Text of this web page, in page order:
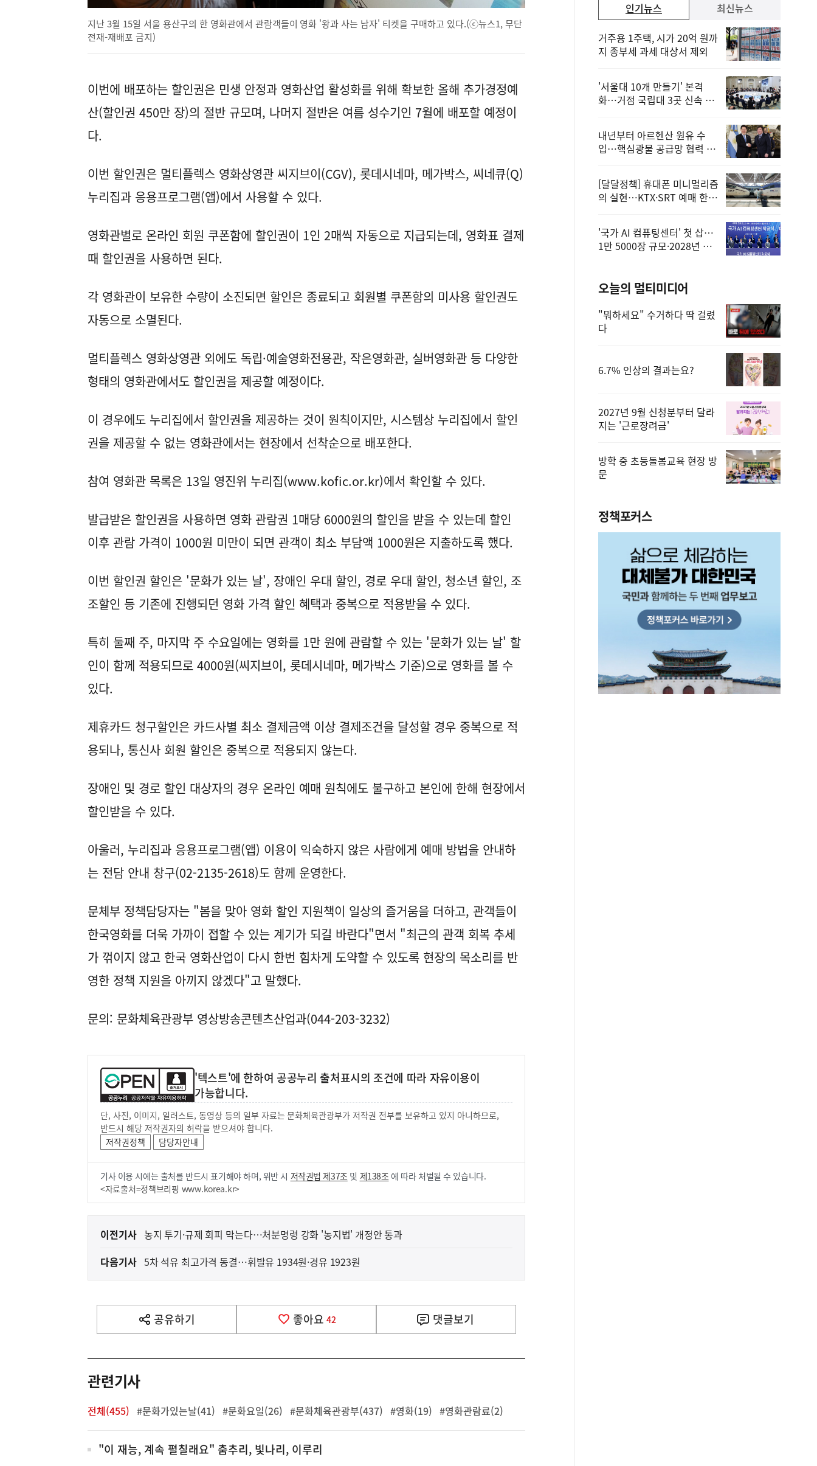
지난 3월 15일 서울 용산구의 한 영화관에서 관람객들이 영화 '왕과 사는 남자' 티켓을 구매하고 있다.(ⓒ뉴스1, 무단
전재-재배포 금지)
이번에 배포하는 할인권은 민생 안정과 영화산업 활성화를 위해 확보한 올해 추가경정예
산(할인권 450만 장)의 절반 규모며, 나머지 절반은 여름 성수기인 7월에 배포할 예정이
다.
이번 할인권은 멀티플렉스 영화상영관 씨지브이(CGV), 롯데시네마, 메가박스, 씨네큐(Q)
누리집과 응용프로그램(앱)에서 사용할 수 있다.
영화관별로 온라인 회원 쿠폰함에 할인권이 1인 2매씩 자동으로 지급되는데, 영화표 결제
때 할인권을 사용하면 된다.
각 영화관이 보유한 수량이 소진되면 할인은 종료되고 회원별 쿠폰함의 미사용 할인권도
자동으로 소멸된다.
멀티플렉스 영화상영관 외에도 독립·예술영화전용관, 작은영화관, 실버영화관 등 다양한
형태의 영화관에서도 할인권을 제공할 예정이다.
이 경우에도 누리집에서 할인권을 제공하는 것이 원칙이지만, 시스템상 누리집에서 할인
권을 제공할 수 없는 영화관에서는 현장에서 선착순으로 배포한다.
참여 영화관 목록은 13일 영진위 누리집(www.kofic.or.kr)에서 확인할 수 있다.
발급받은 할인권을 사용하면 영화 관람권 1매당 6000원의 할인을 받을 수 있는데 할인
이후 관람 가격이 1000원 미만이 되면 관객이 최소 부담액 1000원은 지출하도록 했다.
이번 할인권 할인은 '문화가 있는 날', 장애인 우대 할인, 경로 우대 할인, 청소년 할인, 조
조할인 등 기존에 진행되던 영화 가격 할인 혜택과 중복으로 적용받을 수 있다.
특히 둘째 주, 마지막 주 수요일에는 영화를 1만 원에 관람할 수 있는 '문화가 있는 날' 할
인이 함께 적용되므로 4000원(씨지브이, 롯데시네마, 메가박스 기준)으로 영화를 볼 수
있다.
제휴카드 청구할인은 카드사별 최소 결제금액 이상 결제조건을 달성할 경우 중복으로 적
용되나, 통신사 회원 할인은 중복으로 적용되지 않는다.
장애인 및 경로 할인 대상자의 경우 온라인 예매 원칙에도 불구하고 본인에 한해 현장에서
할인받을 수 있다.
아울러, 누리집과 응용프로그램(앱) 이용이 익숙하지 않은 사람에게 예매 방법을 안내하
는 전담 안내 창구(02-2135-2618)도 함께 운영한다.
문체부 정책담당자는 "봄을 맞아 영화 할인 지원책이 일상의 즐거움을 더하고, 관객들이
한국영화를 더욱 가까이 접할 수 있는 계기가 되길 바란다"면서 "최근의 관객 회복 추세
가 꺾이지 않고 한국 영화산업이 다시 한번 힘차게 도약할 수 있도록 현장의 목소리를 반
영한 정책 지원을 아끼지 않겠다"고 말했다.
문의: 문화체육관광부 영상방송콘텐츠산업과(044-203-3232)
'텍스트'에 한하여 공공누리 출처표시의 조건에 따라 자유이용이
가능합니다.
단, 사진, 이미지, 일러스트, 동영상 등의 일부 자료는 문화체육관광부가 저작권 전부를 보유하고 있지 아니하므로,
반드시 해당 저작권자의 허락을 받으셔야 합니다.
저작권정책
담당자안내
기사 이용 시에는 출처를 반드시 표기해야 하며, 위반 시 저작권법 제37조및 제138조에 따라 처벌될 수 있습니다.
<자료출처=정책브리핑 www.korea.kr>
이
다
음
기
영
역
이전기사 농지 투기·규제 회피 막는다…처분명령 강화 '농지법' 개정안 통과
다음기사 5차 석유 최고가격 동결…휘발유 1934원·경유 1923원
공유하기
열
기
좋아요 42 댓글보기
관련기사
전체(455) #문화가있는날(41) #문화요일(26) #문화체육관광부(437) #영화(19) #영화관람료(2)
전"이 재능, 계속 펼칠래요" 춤추리, 빛나리, 이루리
인기뉴스
거주용 1주택, 시가 20억 원까
지 종부세 과세 대상서 제외
'서울대 10개 만들기' 본격
화…거점 국립대 3곳 신속 선
내년부터 아르헨산 원유 수
입…핵심광물 공급망 협력 체
[달달정책] 휴대폰 미니멀리즘
의 실현…KTX·SRT 예매 한
'국가 AI 컴퓨팅센터' 첫 삽…
1만 5000장 규모·2028년 완
최신뉴스
오늘의 멀티미디어
"뭐하세요" 수거하다 딱 걸렸
다
6.7% 인상의 결과는요?
2027년 9월 신청분부터 달라
지는 '근로장려금'
방학 중 초등돌봄교육 현장 방
문
정책포커스